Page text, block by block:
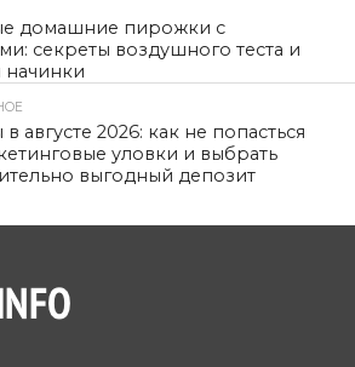
домашние пирожки с
секреты воздушного теста и
начинки
августе 2026: как не попасться
уловки и выбрать
выгодный депозит